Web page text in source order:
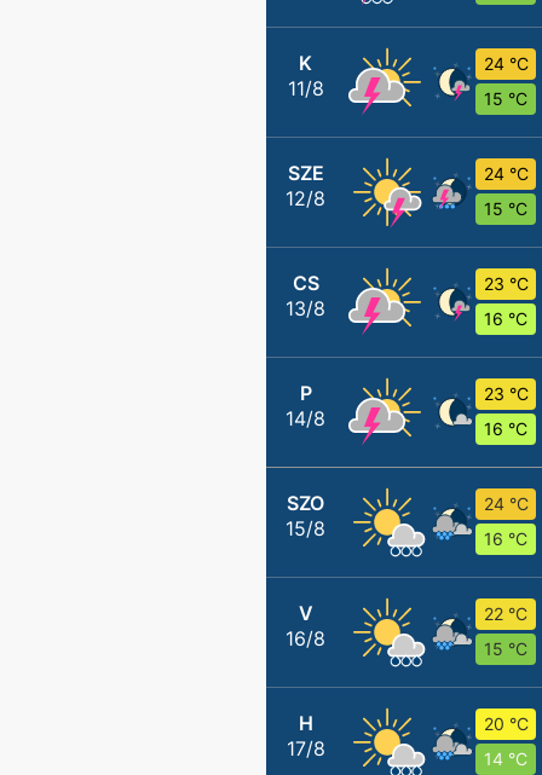
K
11/8
24 °C
15 °C
SZE
12/8
24 °C
15 °C
CS
13/8
23 °C
16 °C
P
14/8
23 °C
16 °C
SZO
15/8
24 °C
16 °C
V
16/8
22 °C
15 °C
H
17/8
20 °C
14 °C